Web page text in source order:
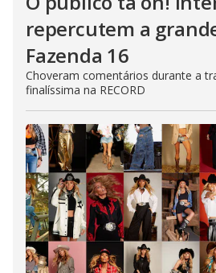
repercutem a
Fazenda 16
Choveram comentários durante a
finalíssima na RECORD